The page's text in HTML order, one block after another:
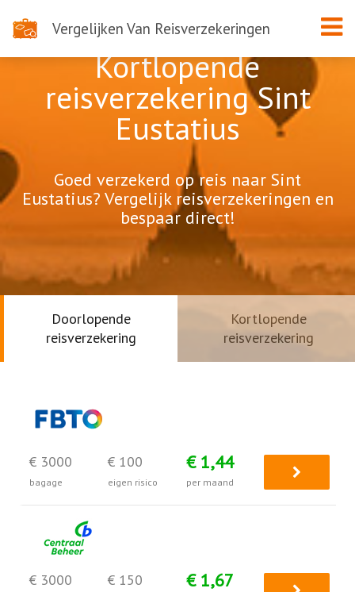
Vergelijken Van Reisverzekeringen
Kortlopende
reisverzekering Sint
Eustatius
Goed verzekerd op reis naar Sint
Eustatius? Vergelijk reisverzekeringen en
bespaar direct!
Doorlopende
reisverzekering
Kortlopende
reisverzekering
€ 3000
bagage
€ 100
eigen risico
€ 1,44
per maand
€ 3000 € 150 € 1,67